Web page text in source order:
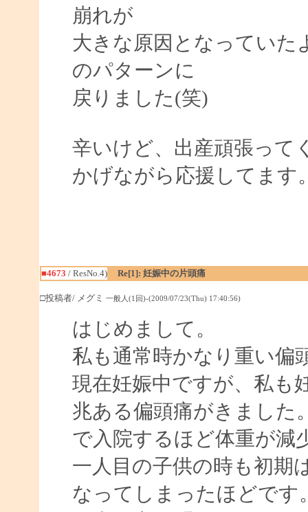
崩れが
大きな原因となっていた
のパターンに
戻りました(笑)
辛いけど、出産頑張って
かげながら応援してます
■4673 / ResNo.4) Re[1]: 妊娠中の片頭痛
□投稿者/ メグミ 一般人(1回)-(2009/07/23(Thu) 17:40:56)
はじめまして。
私も通常時かなり重い偏
現在妊娠中ですが、私も
兆ある偏頭痛がきました
で入院するほど体重が減
一人目の子供の時も初期
なってしまったほどです